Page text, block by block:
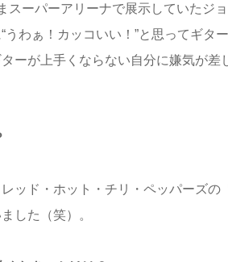
スーパーアリーナで展示していたジ
わぁ！カッコいい！”と思ってギタ
ーが上手くならない自分に嫌気が差
ッド・ホット・チリ・ペッパーズの
した（笑）。